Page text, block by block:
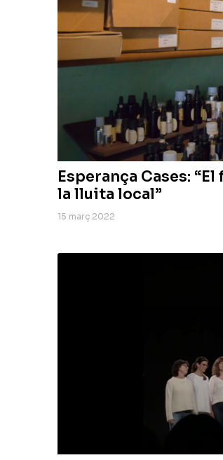
Esperança Cases:
la lluita local”
15 març 2022